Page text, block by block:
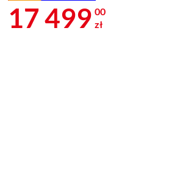
Cena 17 499
17 499 00
zł